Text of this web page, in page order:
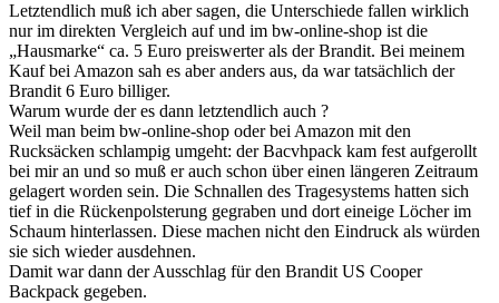
Letztendlich muß ich aber sagen, die Unterschiede fallen wirklich
nur im direkten Vergleich auf und im bw-online-shop ist die
„Hausmarke“ ca. 5 Euro preiswerter als der Brandit. Bei meinem
Kauf bei Amazon sah es aber anders aus, da war tatsächlich der
Brandit 6 Euro billiger.
Warum wurde der es dann letztendlich auch ?
Weil man beim bw-online-shop oder bei Amazon mit den
Rucksäcken schlampig umgeht: der Bacvhpack kam fest aufgerollt
bei mir an und so muß er auch schon über einen längeren Zeitraum
gelagert worden sein. Die Schnallen des Tragesystems hatten sich
tief in die Rückenpolsterung gegraben und dort eineige Löcher im
Schaum hinterlassen. Diese machen nicht den Eindruck als würden
sie sich wieder ausdehnen.
Damit war dann der Ausschlag für den Brandit US Cooper
Backpack gegeben.